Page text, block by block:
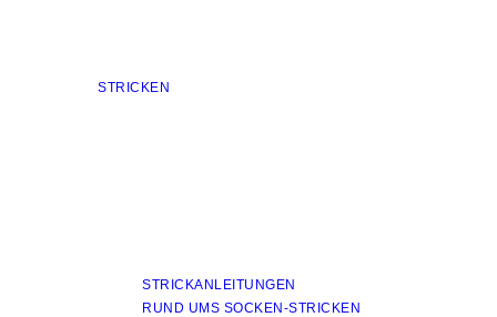
STRICKEN
STRICKANLEITUNGEN
RUND UMS SOCKEN-STRICKEN